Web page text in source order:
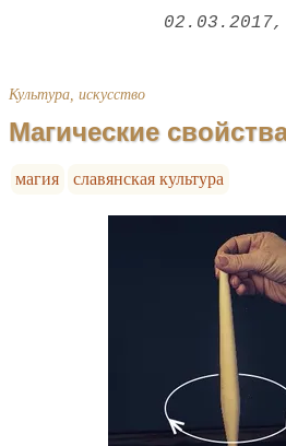
02.03.2017
Культура, искусство
Магические
магия славянская культура